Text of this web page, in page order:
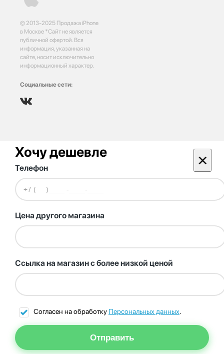
© 2013-2025 Продажа iPhone
в Москве *Сайт не является
публичной офертой. Вся
информация, указанная на
сайте, носит исключительно
информационный характер.
Социальные сети:
Хочу дешевле ×
Телефон
Цена другого магазина
Ссылка на магазин с более низкой ценой
Согласен на обработку Персональных данных.
Отправить